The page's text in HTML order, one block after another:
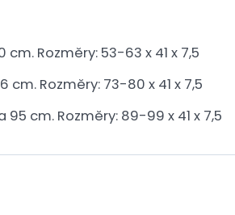
Rozměry: 53-63 x 41 x 7,5
Rozměry: 73-80 x 41 x 7,5
cm. Rozměry: 89-99 x 41 x 7,5